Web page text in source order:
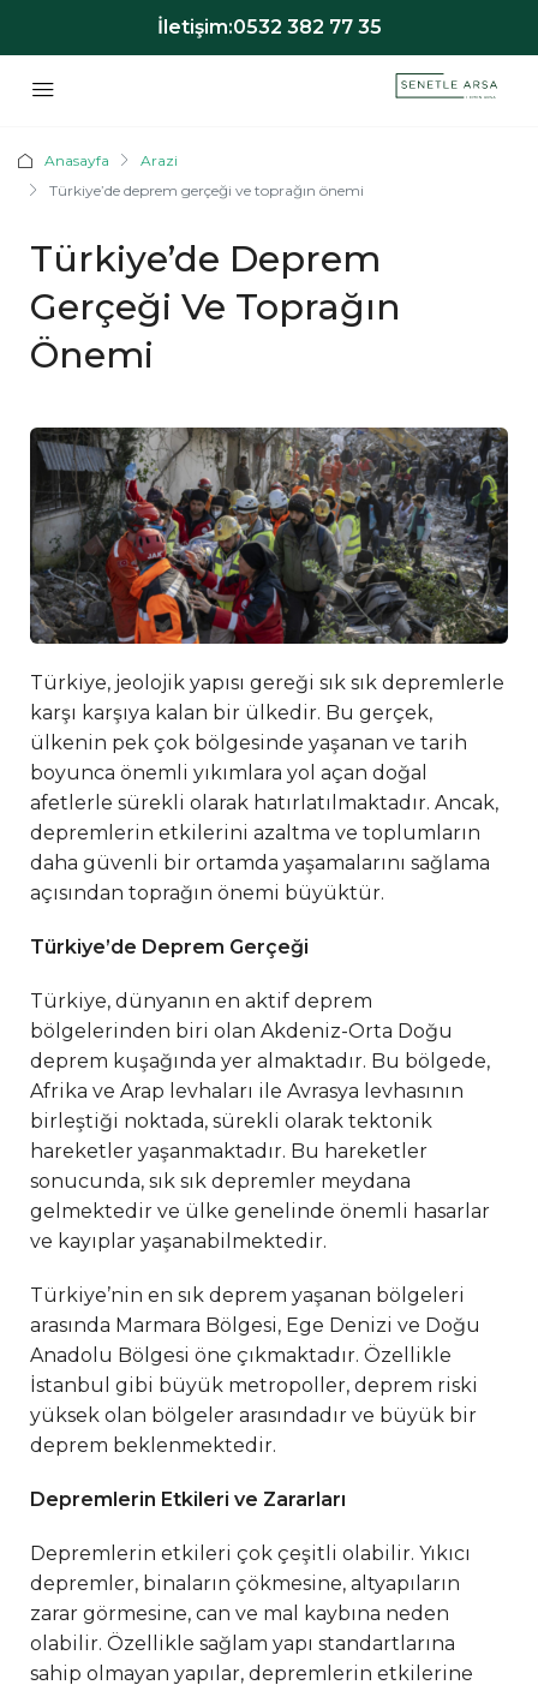
İletişim:0532 382 77 35
Anasayfa
Arazi
Türkiye’de deprem gerçeği ve toprağın önemi
Türkiye’de Deprem
Gerçeği Ve Toprağın
Önemi
Türkiye, jeolojik yapısı gereği sık sık depremlerle
karşı karşıya kalan bir ülkedir. Bu gerçek,
ülkenin pek çok bölgesinde yaşanan ve tarih
boyunca önemli yıkımlara yol açan doğal
afetlerle sürekli olarak hatırlatılmaktadır. Ancak,
depremlerin etkilerini azaltma ve toplumların
daha güvenli bir ortamda yaşamalarını sağlama
açısından toprağın önemi büyüktür.
Türkiye’de Deprem Gerçeği
Türkiye, dünyanın en aktif deprem
bölgelerinden biri olan Akdeniz-Orta Doğu
deprem kuşağında yer almaktadır. Bu bölgede,
Afrika ve Arap levhaları ile Avrasya levhasının
birleştiği noktada, sürekli olarak tektonik
hareketler yaşanmaktadır. Bu hareketler
sonucunda, sık sık depremler meydana
gelmektedir ve ülke genelinde önemli hasarlar
ve kayıplar yaşanabilmektedir.
Türkiye’nin en sık deprem yaşanan bölgeleri
arasında Marmara Bölgesi, Ege Denizi ve Doğu
Anadolu Bölgesi öne çıkmaktadır. Özellikle
İstanbul gibi büyük metropoller, deprem riski
yüksek olan bölgeler arasındadır ve büyük bir
deprem beklenmektedir.
Depremlerin Etkileri ve Zararları
Depremlerin etkileri çok çeşitli olabilir. Yıkıcı
depremler, binaların çökmesine, altyapıların
zarar görmesine, can ve mal kaybına neden
olabilir. Özellikle sağlam yapı standartlarına
sahip olmayan yapılar, depremlerin etkilerine